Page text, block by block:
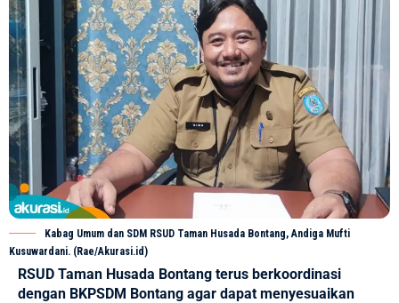
Kabag Umum dan SDM RSUD Taman Husada Bontang, Andiga Mufti
Kusuwardani. (Rae/Akurasi.id)
RSUD Taman Husada Bontang terus berkoordinasi
dengan BKPSDM Bontang agar dapat menyesuaikan